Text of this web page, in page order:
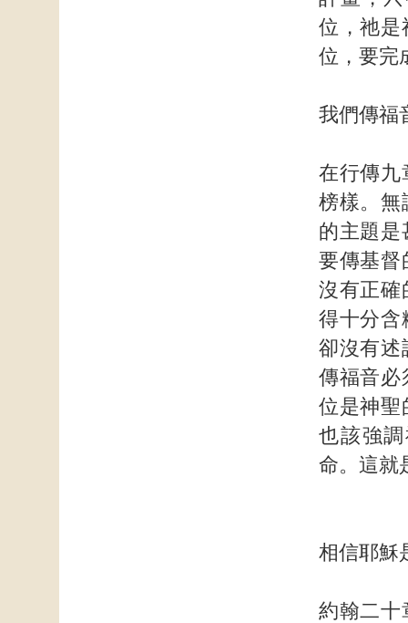
位，祂是
位，要完
我們傳福
在行傳九
榜樣。無
的主題是
要傳基督
沒有正確
得十分含
卻沒有述
傳福音必
位是神聖
也該強
命。這就
相信耶穌
約翰二十